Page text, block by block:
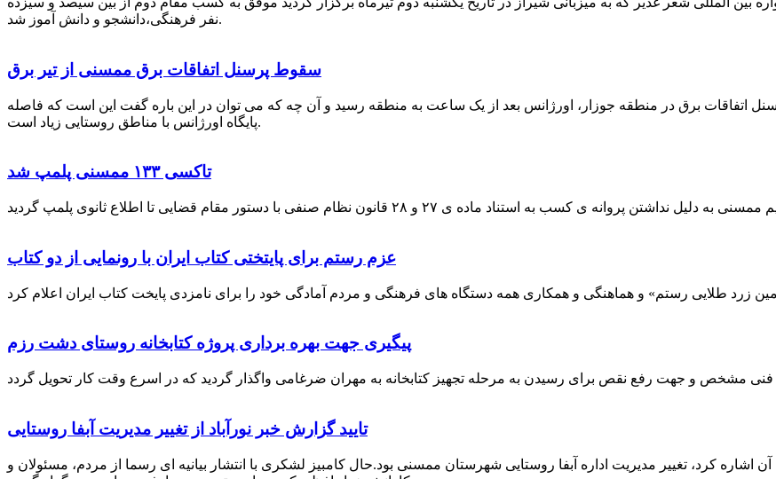
نفر فرهنگی،دانشجو و دانش آموز شد.
سقوط پرسنل اتفاقات برق ممسنی از تیر برق
اتفاقات برق در منطقه جوزار، اورژانس بعد از یک ساعت به منطقه رسید و آن چه که می توان در این باره گفت این است که فاصله
پایگاه اورژانس با مناطق روستایی زیاد است.
تاکسی ۱۳۳ ممسنی پلمپ شد
عزم رستم برای پایتختی کتاب ایران با رونمایی از دو کتاب
پیگیری جهت بهره برداری پروژه کتابخانه روستای دشت رزم
تایید گزارش خبر نورآباد از تغییر مدیریت آبفا روستایی
پیش نیز خبر نوراباد به آن اشاره کرد، تغییر مدیریت اداره آبفا روستایی شهرستان ممسنی بود.حال کامبیز لشکری با انتشار بیانیه ای رسما از مردم، مسئولان و